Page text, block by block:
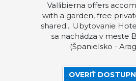
Vallibierna offers
with a garden, free
shared... Ubytovanie
sa nachádza v meste
(Španielsko -
OVERIŤ